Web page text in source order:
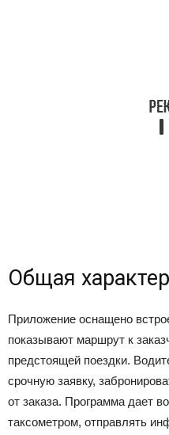
Общая
Приложение оснащено
показывают маршрут к
предстоящей поездки.
срочную заявку,
от заказа. Программа дает
таксометром, отправлять